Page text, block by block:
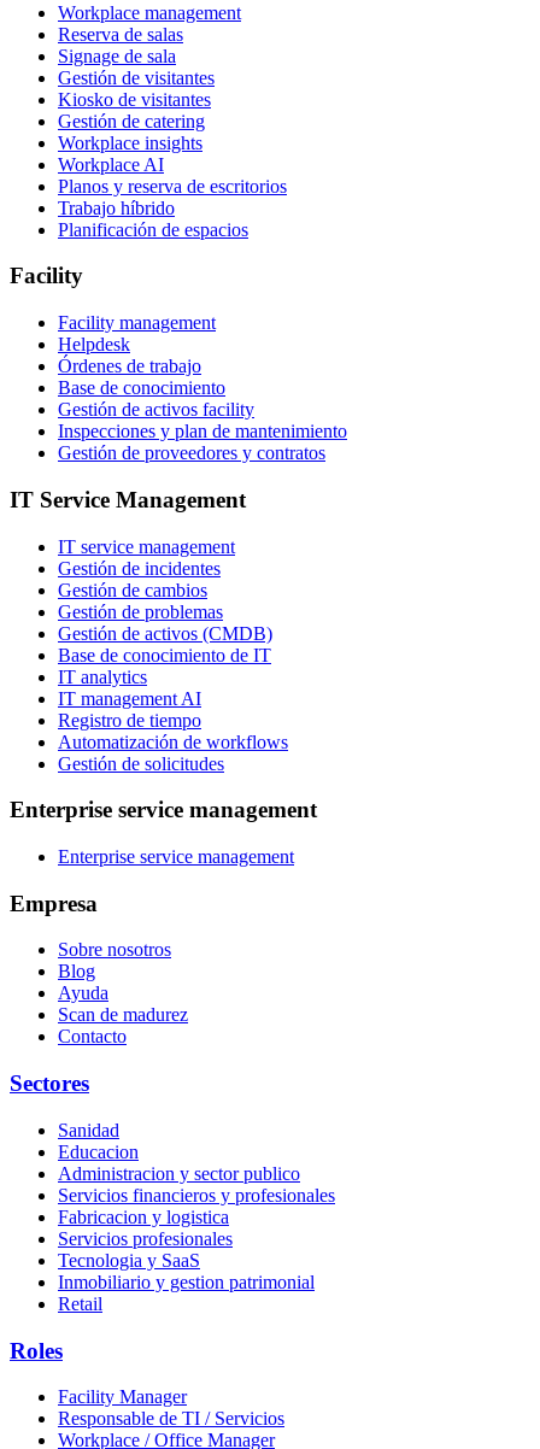
Workplace management
Reserva de salas
Signage de sala
Gestión de visitantes
Kiosko de visitantes
Gestión de catering
Workplace insights
Workplace AI
Planos y reserva de escritorios
Trabajo híbrido
Planificación de espacios
Facility
Facility management
Helpdesk
Órdenes de trabajo
Base de conocimiento
Gestión de activos facility
Inspecciones y plan de mantenimiento
Gestión de proveedores y contratos
IT Service Management
IT service management
Gestión de incidentes
Gestión de cambios
Gestión de problemas
Gestión de activos (CMDB)
Base de conocimiento de IT
IT analytics
IT management AI
Registro de tiempo
Automatización de workflows
Gestión de solicitudes
Enterprise service management
Enterprise service management
Empresa
Sobre nosotros
Blog
Ayuda
Scan de madurez
Contacto
Sectores
Sanidad
Educacion
Administracion y sector publico
Servicios financieros y profesionales
Fabricacion y logistica
Servicios profesionales
Tecnologia y SaaS
Inmobiliario y gestion patrimonial
Retail
Roles
Facility Manager
Responsable de TI / Servicios
Workplace / Office Manager